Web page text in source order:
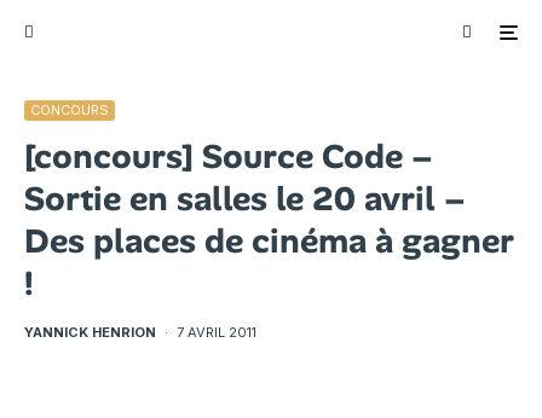
CONCOURS
[concours] Source Code –
Sortie en salles le 20 avril –
Des places de cinéma à gagner
!
YANNICK HENRION · 7 AVRIL 2011